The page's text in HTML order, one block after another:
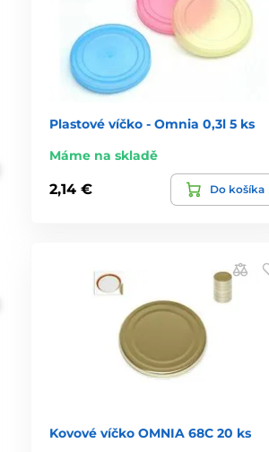
Plastové víčko - Omnia 0,3l 5 ks
Máme na skladě
2,14 € Do košíka
Kovové víčko OMNIA 68C 20 ks